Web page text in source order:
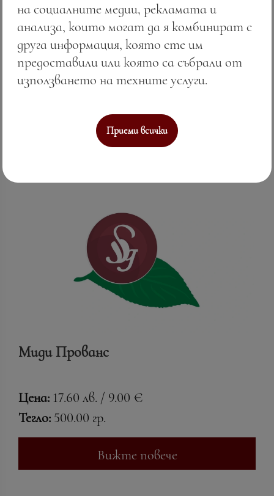
Скариди Торпедо
Цена: 17.60 лв. / 9.00 €
Тегло:130.00 гр.
Вижте повече
Миди Прованс
Цена: 17.60 лв. / 9.00 €
Тегло: 500.00 гр.
Вижте повече
на социалните медии, рекламата и
анализа, които могат да я комбинират с
друга информация, която сте им
предоставили или която са събрали от
използването на техните услуги.
Приеми всички